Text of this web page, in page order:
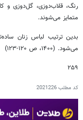
رنگ، قلاب‌دوزی، گل‌دوزی و
متمایز می‌شوند.
بدین ترتیب لباس زنان
می‌شود. (۱۴۰۰، ص ۱۲۰-۱۲۳)
۲۵۹
کد مطلب2021226